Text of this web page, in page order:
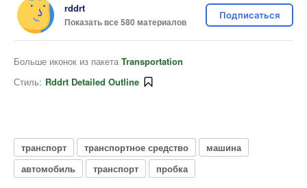
rddrt
Показать все 580 материалов
Подписаться
Больше иконок из пакета Transportation
Стиль: Rddrt Detailed Outline
транспорт транспортное средство
машина
автомобиль
транспорт пробка